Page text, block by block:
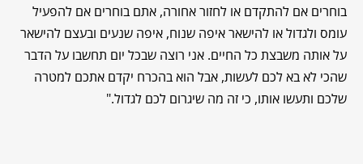
בוחרים אם להתקדם או לחזור אחורה, אתם בוחרים אם להפעיל
עומס ולגדול או להישאר איפה שנוח, איפה שנעים ובעצם להישאר
על אותה משבצת כל החיים. אני רוצה שבכל יום תחשבו על הדבר
שהכי לא בא לכם לעשות, אבל הוא בהכרח יקדם אתכם למטרה
שלכם ותעשו אותו, כי זה מה שיגרום לכם לגדול."